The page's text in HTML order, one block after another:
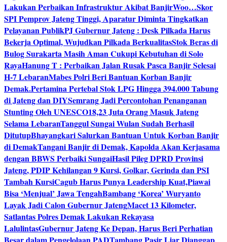
Lakukan Perbaikan Infrastruktur Akibat BanjirWoo…Skor
SPI Pemprov Jateng Tinggi, Aparatur Diminta Tingkatkan
Pelayanan PublikPJ Gubernur Jateng : Desk Pilkada Harus
Bekerja Optimal, Wujudkan Pilkada BerkualitasStok Beras di
Bulog Surakarta Masih Aman Cukupi Kebutuhan di Solo
RayaHanung T : Perbaikan Jalan Rusak Pasca Banjir Selesai
H-7 LebaranMabes Polri Beri Bantuan Korban Banjir
Demak.Pertamina Pertebal Stok LPG Hingga 394.000 Tabung
di Jateng dan DIYSemrang Jadi Percontohan Penanganan
Stunting Oleh UNESCO18,23 Juta Orang Masuk Jateng
Selama LebaranTanggul Sungai Wulan Sudah Berhasil
DitutupBhayangkari Salurkan Bantuan Untuk Korban Banjir
di DemakTangani Banjir di Demak, Kapolda Akan Kerjasama
dengan BBWS Perbaiki SungaiHasil Pileg DPRD Provinsi
Jateng, PDIP Kehilangan 9 Kursi, Golkar, Gerinda dan PSI
Tambah KursiCagub Harus Punya Leadership Kuat,Piawai
Bisa ‘Menjual’ Jawa TengahBambang ‘Korea’ Wuryanto
Layak Jadi Calon Gubernur JatengMacet 13 Kilometer,
Satlantas Polres Demak Lakukan Rekayasa
LalulintasGubernur Jateng Ke Depan, Harus Beri Perhatian